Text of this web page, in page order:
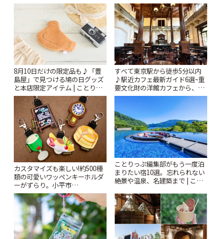
8月10日だけの限定品も♪「豊
島屋」で見つける鳩の日グッズ
と本店限定アイテム | ことりっ
ぷ
すべて東京駅から徒歩5分以内
♪駅近カフェ最新ガイド6選~重
要文化財の洋館カフェから、改
札すぐのレトロ喫茶まで~ | こと
カスタマイズも楽しい!約500種
類の可愛いワッペンキーホルダ
ーがずらり。小平市
「Kimamaya T&K」 | ことりっ
ぷ
ことりっぷ編集部がもう一度泊
まりたい宿10選。忘れられない
絶景や温泉、名建築まで | こと